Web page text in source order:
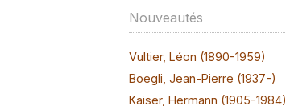
Nouveautés
Vultier, Léon (1890-1959)
Boegli, Jean-Pierre (1937-)
Kaiser, Hermann (1905-1984)